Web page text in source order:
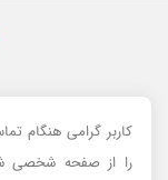
کاربر گرامی هنگام
را از صفحه شخصی